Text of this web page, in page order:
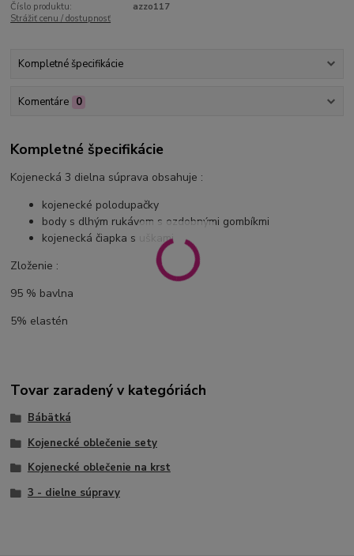
Číslo produktu:
azzo117
Strážiť cenu / dostupnosť
Kompletné špecifikácie
Komentáre 0
Kompletné špecifikácie
Kojenecká 3 dielna súprava obsahuje :
kojenecké polodupačky
body s dlhým rukávom s ozdobnými gombíkmi
kojenecká čiapka s uškami
Zloženie :
95 % bavlna
5% elastén
Tovar zaradený v kategóriách
Bábätká
Kojenecké oblečenie sety
Kojenecké oblečenie na krst
3 - dielne súpravy